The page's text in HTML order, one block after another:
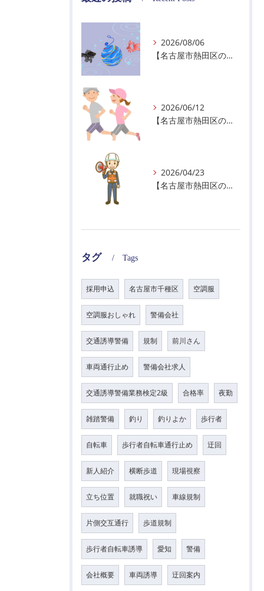
2026/08/06
【名古屋市熱田区の警備会社】夏季休業のお知らせ
2026/06/12
【名古屋市熱田区の警備会社】暑熱順化で熱中症対策を！
2026/04/23
【名古屋市熱田区の警備会社】GWの面接状況について！
タグ Tags
採用申込 名古屋市千種区 空調服
空調服おしゃれ 警備会社
交通誘導警備 規制 前川さん
車両通行止め 警備会社求人
交通誘導警備業務検定2級 合格率 夜勤
雑踏警備 釣り 釣りよか 歩行者
自転車 歩行者自転車通行止め 迂回
新人紹介 横断歩道 現場視察
立ち位置 就職祝い 車線規制
片側交互通行 歩道規制
歩行者自転車誘導 愛知 警備
会社概要 車両誘導 迂回案内